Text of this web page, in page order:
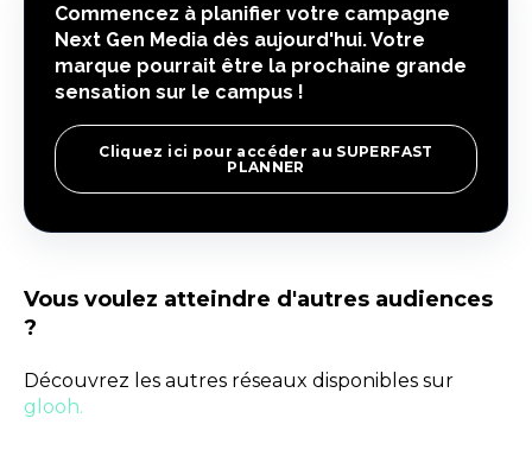
Commencez à planifier votre campagne
Next Gen Media dès aujourd'hui. Votre
marque pourrait être la prochaine grande
sensation sur le campus !
Cliquez ici pour accéder au SUPERFAST
PLANNER
Vous voulez atteindre d'autres audiences
?
Découvrez les autres réseaux disponibles sur
glooh.